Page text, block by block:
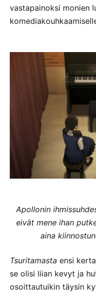
vastapainoksi monien
Apollonin
eivät mene ihan
aina
Tsuritamasta ensi
se olisi liian kevyt ja
osoittautuikin täysin